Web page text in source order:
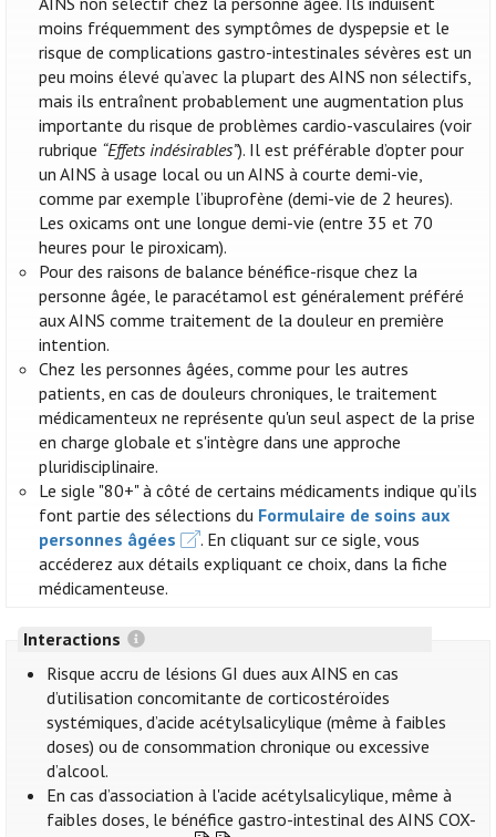
moins fréquemment des symptômes de dyspepsie et le
risque de complications gastro-intestinales sévères est un
peu moins élevé qu’avec la plupart des AINS non sélectifs,
mais ils entraînent probablement une augmentation plus
importante du risque de problèmes cardio-vasculaires (voir
rubrique “Effets indésirables”). Il est préférable d’opter pour
un AINS à usage local ou un AINS à courte demi-vie,
comme par exemple l’ibuprofène (demi-vie de 2 heures).
Les oxicams ont une longue demi-vie (entre 35 et 70
heures pour le piroxicam).
Pour des raisons de balance bénéfice-risque chez la
personne âgée, le paracétamol est généralement préféré
aux AINS comme traitement de la douleur en première
intention.
Chez les personnes âgées, comme pour les autres
patients, en cas de douleurs chroniques, le traitement
médicamenteux ne représente qu'un seul aspect de la prise
en charge globale et s'intègre dans une approche
pluridisciplinaire.
Le sigle "80+" à côté de certains médicaments indique qu’ils
font partie des sélections du Formulaire de soins aux
personnes âgées
. En cliquant sur ce sigle, vous
accéderez aux détails expliquant ce choix, dans la fiche
médicamenteuse.
Interactions
Risque accru de lésions GI dues aux AINS en cas
d’utilisation concomitante de corticostéroïdes
systémiques, d’acide acétylsalicylique (même à faibles
doses) ou de consommation chronique ou excessive
d’alcool.
En cas d’association à l'acide acétylsalicylique, même à
faibles doses, le bénéfice gastro-intestinal des AINS COX-